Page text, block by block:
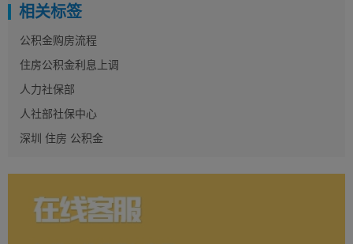
相关标签
公积金购房流程
住房公积金利息上调
人力社保部
人社部社保中心
深圳 住房 公积金